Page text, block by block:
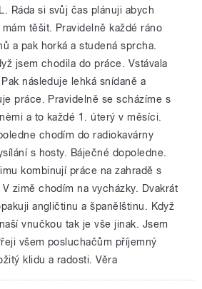
Ráda si svůj čas plánuji abych
těšit. Pravidelně každé ráno
a pak horká a studená sprcha.
jsem chodila do práce. Vstávala
následuje lehká snídaně a
práce. Pravidelně se scházíme s
a to každé 1. úterý v měsíci.
chodím do radiokavárny
s hosty. Báječné dopoledne.
kombinují práce na zahradě s
zimě chodím na vycházky. Dvakrát
angličtinu a španělštinu. Když
vnučkou tak je vše jinak. Jsem
všem posluchačům příjemný
klidu a radosti. Věra